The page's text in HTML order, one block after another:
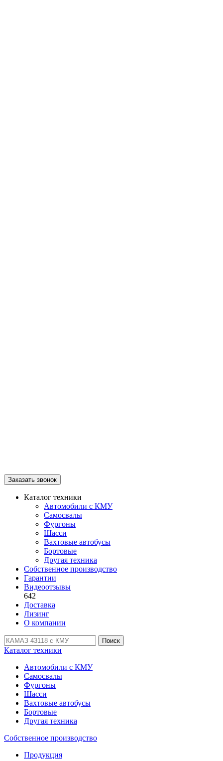
Заказать звонок
Каталог техники
Автомобили с КМУ
Самосвалы
Фургоны
Шасси
Вахтовые автобусы
Бортовые
Другая техника
Собственное производство
Гарантии
Видеоотзывы
642
Доставка
Лизинг
О компании
Поиск
Каталог техники
Автомобили с КМУ
Самосвалы
Фургоны
Шасси
Вахтовые автобусы
Бортовые
Другая техника
Собственное производство
Продукция